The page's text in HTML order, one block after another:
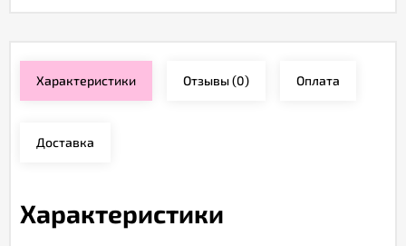
Характеристики Отзывы(0) Оплата
Доставка
Характеристики